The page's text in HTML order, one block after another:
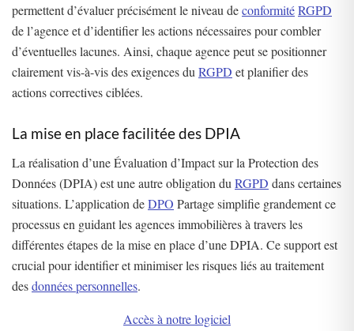
permettent d’évaluer précisément le niveau deconformitéRGPD
de l’agence et d’identifier les actions nécessaires pour combler
d’éventuelles lacunes. Ainsi, chaque agence peut se positionner
clairement vis-à-vis des exigences du RGPD et planifier des
actions correctives ciblées.
La mise en place facilitée des DPIA
La réalisation d’une Évaluation d’Impact sur la Protection des
Données (DPIA) est une autre obligation du RGPD dans certaines
situations. L’application deDPO Partage simplifie grandement ce
processus en guidant les agences immobilières à travers les
différentes étapes de la mise en place d’une DPIA. Ce support est
crucial pour identifier et minimiser les risques liés au traitement
desdonnées personnelles.
Accès à notre logiciel